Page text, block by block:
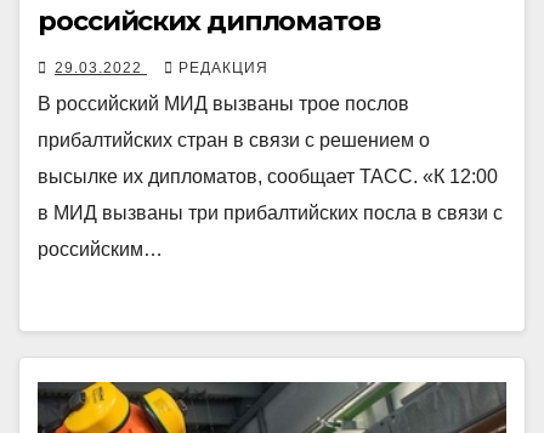
российских дипломатов
29.03.2022 РЕДАКЦИЯ
В российский МИД вызваны трое послов
прибалтийских стран в связи с решением о
высылке их дипломатов, сообщает ТАСС. «К 12:00
в МИД вызваны три прибалтийских посла в связи с
российским…